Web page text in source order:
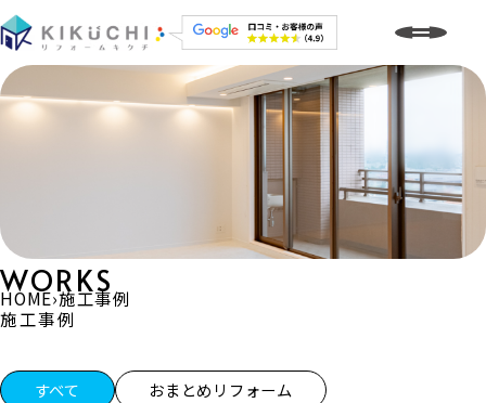
WORKS
施工事例
HOME›施工事例
施工事例一覧
すべて
おまとめリフォーム